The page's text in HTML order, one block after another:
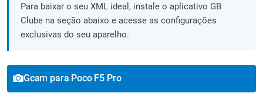
Para baixar o seu XML ideal, instale o aplicativo GB
Clube na seção abaixo e acesse as configurações
exclusivas do seu aparelho.
Gcam para Poco F5 Pro